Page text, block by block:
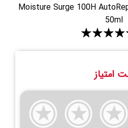
Moisture Surge 100H
50ml
امتیاز